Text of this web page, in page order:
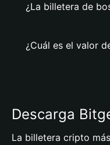
¿La billetera de
¿Cuál es el valor
Descarga
La billetera cripto